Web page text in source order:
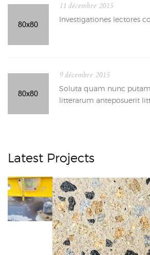
11 décembre 2015
Investigationes lectores
9 décembre 2015
Soluta quam nunc
litterarum anteposuerit
Latest Projects